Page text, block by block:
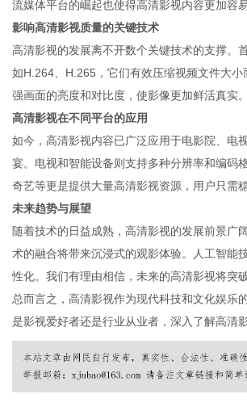
流媒体平台的崛起也使得高清影视内容更加容
影响高清影视质量的关键技术
高清影视的发展离不开数个关键技术的支撑。
如H.264、H.265，它们有效压缩视频文件大
强画面的亮度和对比度，使影像更加鲜活真实
高清影视在不同平台的应用
如今，高清影视内容已广泛应用于电影院、电
宴。电视和智能设备则支持多种分辨率和编码
奇艺等更是提供大量高清影视资源，用户只需
未来趋势与展望
随着技术的日益成熟，高清影视的发展前景广
术的融合将带来沉浸式的观影体验。人工智能
性化。我们有理由相信，未来的高清影视将突
总而言之，高清影视作为现代科技和文化娱乐
是影视爱好者还是行业从业者，深入了解高清